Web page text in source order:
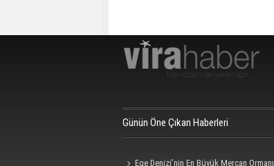
Günün Öne Çıkan Haberleri
Ege Denizi’nin En Büyük Mercan Ormanı